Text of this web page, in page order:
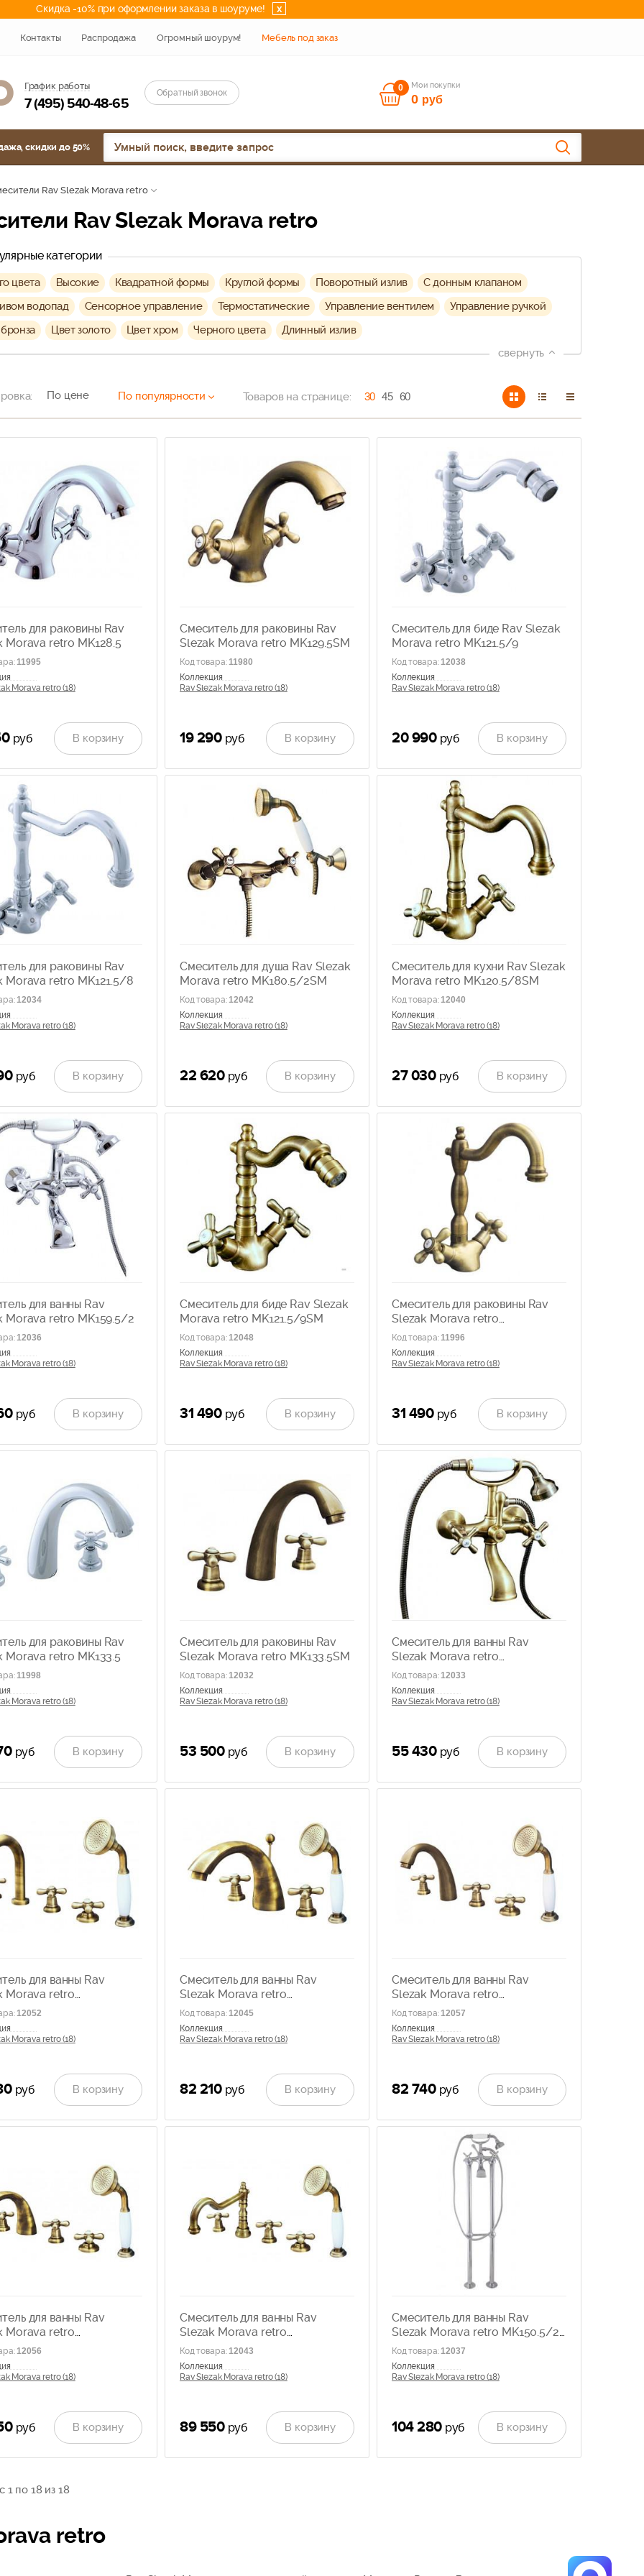
Скидка -10% при оформлении заказа в шоуруме! x
Контакты Распродажа Огромный шоурум! Мебель под заказ
График работы
7 (495) 540-48-65
Обратный звонок 0 Мои покупки
0 руб
скидки до 50%
Rav Slezak Morava retro
Rav Slezak Morava retro
категории
цвета Высокие Квадратной формы Круглой формы Поворотный излив
С донным клапаном
водопад
Сенсорное управление Термостатические Управление вентилем
Управление ручкой
Цвет золото Цвет хром Черного цвета
Длинный излив
свернуть
По цене По популярности Товаров на странице: 30 45 60
для раковины Rav
Morava retro MK128.5
: 11995
Morava retro (18)
руб В корзину
Смеситель для раковины Rav
Slezak Morava retro MK129.5SM
Код товара: 11980
Коллекция
Rav Slezak Morava retro (18)
19 290 руб В корзину
Смеситель для биде Rav Slezak
Morava retro MK121.5/9
Код товара: 12038
Коллекция
Rav Slezak Morava retro (18)
20 990 руб В корзину
для раковины Rav
Morava retro MK121.5/8
: 12034
Morava retro (18)
руб В корзину
Смеситель для душа Rav Slezak
Morava retro MK180.5/2SM
Код товара: 12042
Коллекция
Rav Slezak Morava retro (18)
22 620 руб В корзину
Смеситель для кухни Rav Slezak
Morava retro MK120.5/8SM
Код товара: 12040
Коллекция
Rav Slezak Morava retro (18)
27 030 руб В корзину
для ванны Rav
Morava retro MK159.5/2
: 12036
Morava retro (18)
руб В корзину
Смеситель для биде Rav Slezak
Morava retro MK121.5/9SM
Код товара: 12048
Коллекция
Rav Slezak Morava retro (18)
31 490 руб В корзину
Смеситель для раковины Rav
Slezak Morava retro
MK121.5/8SM
Код товара: 11996
Коллекция
Rav Slezak Morava retro (18)
31 490 руб В корзину
для раковины Rav
Morava retro MK133.5
: 11998
Morava retro (18)
руб В корзину
Смеситель для раковины Rav
Slezak Morava retro MK133.5SM
Код товара: 12032
Коллекция
Rav Slezak Morava retro (18)
53 500 руб В корзину
Смеситель для ванны Rav
Slezak Morava retro
MK159.5/2SM
Код товара: 12033
Коллекция
Rav Slezak Morava retro (18)
55 430 руб В корзину
для ванны Rav
Morava retro
: 12052
Morava retro (18)
руб В корзину
Смеситель для ванны Rav
Slezak Morava retro
MK169.5SSM
Код товара: 12045
Коллекция
Rav Slezak Morava retro (18)
82 210 руб В корзину
Смеситель для ванны Rav
Slezak Morava retro
MK176.5PSM
Код товара: 12057
Коллекция
Rav Slezak Morava retro (18)
82 740 руб В корзину
для ванны Rav
Morava retro
: 12056
Morava retro (18)
руб В корзину
Смеситель для ванны Rav
Slezak Morava retro
MK164.5PSM
Код товара: 12043
Коллекция
Rav Slezak Morava retro (18)
89 550 руб В корзину
Смеситель для ванны Rav
Slezak Morava retro MK150.5/2
напольный
Код товара: 12037
Коллекция
Rav Slezak Morava retro (18)
104 280 руб В корзину
1 по 18 из 18
retro